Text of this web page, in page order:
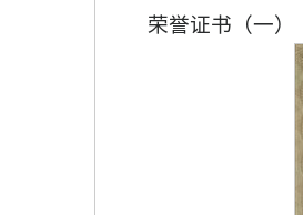
荣誉证书（一）